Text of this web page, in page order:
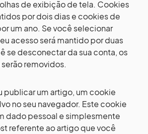
de exibição de tela. Cookies
por dois dias e cookies de
um ano. Se você selecionar
acesso será mantido por duas
se desconectar da sua conta, os
removidos.
publicar um artigo, um cookie
no seu navegador. Este cookie
dado pessoal e simplesmente
referente ao artigo que você